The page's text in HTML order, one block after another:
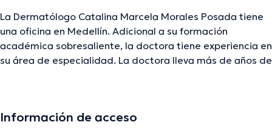
La Dermatólogo Catalina Marcela Morales Posada tiene
una oficina en Medellín. Adicional a su formación
académica sobresaliente, la doctora tiene experiencia en
su área de especialidad. La doctora lleva más de años de
ha contribuido en cuantiosas conferencias con miras a
Información de acceso